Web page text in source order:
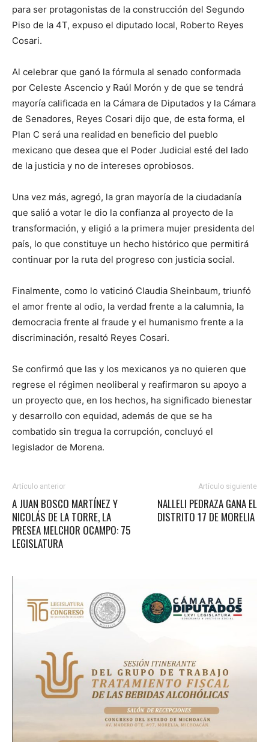
para ser protagonistas de la construcción del Segundo
Piso de la 4T, expuso el diputado local, Roberto Reyes
Cosari.
Al celebrar que ganó la fórmula al senado conformada
por Celeste Ascencio y Raúl Morón y de que se tendrá
mayoría calificada en la Cámara de Diputados y la Cámara
de Senadores, Reyes Cosari dijo que, de esta forma, el
Plan C será una realidad en beneficio del pueblo
mexicano que desea que el Poder Judicial esté del lado
de la justicia y no de intereses oprobiosos.
Una vez más, agregó, la gran mayoría de la ciudadanía
que salió a votar le dio la confianza al proyecto de la
transformación, y eligió a la primera mujer presidenta del
país, lo que constituye un hecho histórico que permitirá
continuar por la ruta del progreso con justicia social.
Finalmente, como lo vaticinó Claudia Sheinbaum, triunfó
el amor frente al odio, la verdad frente a la calumnia, la
democracia frente al fraude y el humanismo frente a la
discriminación, resaltó Reyes Cosari.
Se confirmó que las y los mexicanos ya no quieren que
regrese el régimen neoliberal y reafirmaron su apoyo a
un proyecto que, en los hechos, ha significado bienestar
y desarrollo con equidad, además de que se ha
combatido sin tregua la corrupción, concluyó el
legislador de Morena.
Artículo anterior
A JUAN BOSCO MARTÍNEZ Y
NICOLÁS DE LA TORRE, LA
PRESEA MELCHOR OCAMPO: 75
LEGISLATURA
Artículo siguiente
NALLELI PEDRAZA GANA EL
DISTRITO 17 DE MORELIA